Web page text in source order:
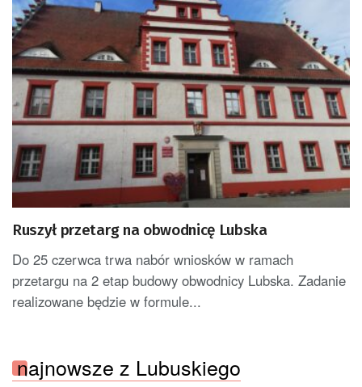
Ruszył przetarg na obwodnicę Lubska
Do 25 czerwca trwa nabór wniosków w ramach
przetargu na 2 etap budowy obwodnicy Lubska. Zadanie
realizowane będzie w formule...
najnowsze z Lubuskiego